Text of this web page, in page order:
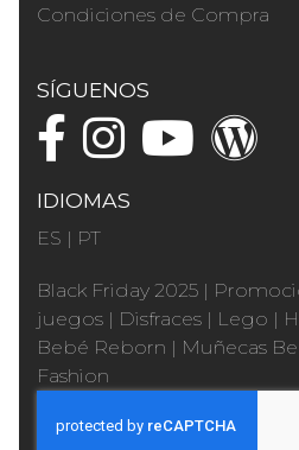
Condiciones de Compra
SÍGUENOS
IDIOMAS
ES | PT
Black Friday 2025 |
juegos | Disfraces | Lego |
Bebé Reborn | Muñecas
Fashion